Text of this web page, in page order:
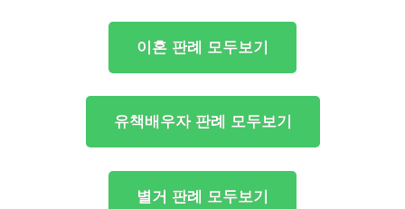
이혼 판례 모두보기
유책배우자 판례 모두보기
별거 판례 모두보기